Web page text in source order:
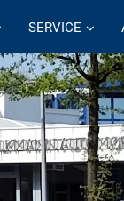
SERVICE